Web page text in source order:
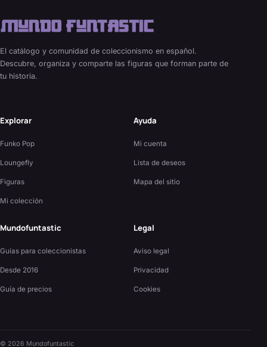
El catálogo y comunidad de coleccionismo en español.
Descubre, organiza y comparte las figuras que forman parte de
tu historia.
Explorar
Funko Pop
Loungefly
Figuras
Mi colección
Ayuda
Mi cuenta
Lista de deseos
Mapa del sitio
Mundofuntastic
Guías para coleccionistas
Desde 2016
Guía de precios
Legal
Aviso legal
Privacidad
Cookies
© 2026 Mundofuntastic